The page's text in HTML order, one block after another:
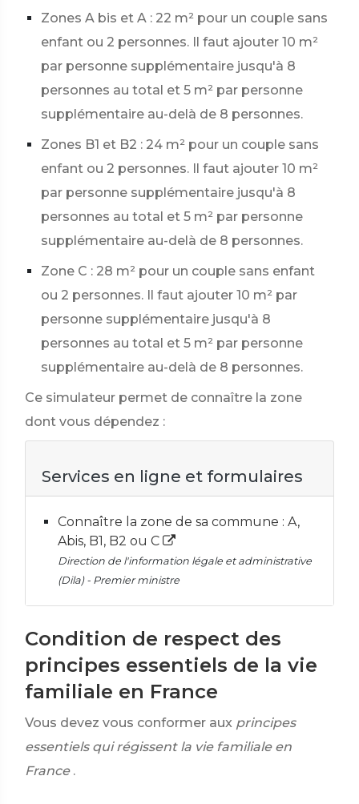
Zones A bis et A : 22 m² pour un couple sans
enfant ou 2 personnes. Il faut ajouter 10 m²
par personne supplémentaire jusqu'à 8
personnes au total et 5 m² par personne
supplémentaire au-delà de 8 personnes.
Zones B1 et B2 : 24 m² pour un couple sans
enfant ou 2 personnes. Il faut ajouter 10 m²
par personne supplémentaire jusqu'à 8
personnes au total et 5 m² par personne
supplémentaire au-delà de 8 personnes.
Zone C : 28 m² pour un couple sans enfant
ou 2 personnes. Il faut ajouter 10 m² par
personne supplémentaire jusqu'à 8
personnes au total et 5 m² par personne
supplémentaire au-delà de 8 personnes.
Ce simulateur permet de connaître la zone
dont vous dépendez :
Services en ligne et formulaires
Connaître la zone de sa commune : A,
Abis, B1, B2 ou C
Direction de l'information légale et administrative
(Dila) - Premier ministre
Condition de respect des
principes essentiels de la vie
familiale en France
Vous devez vous conformer aux principes
essentiels qui régissent la vie familiale en
France .